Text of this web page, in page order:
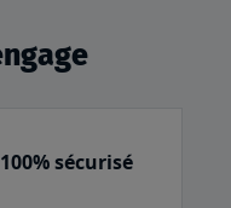
sécurisé